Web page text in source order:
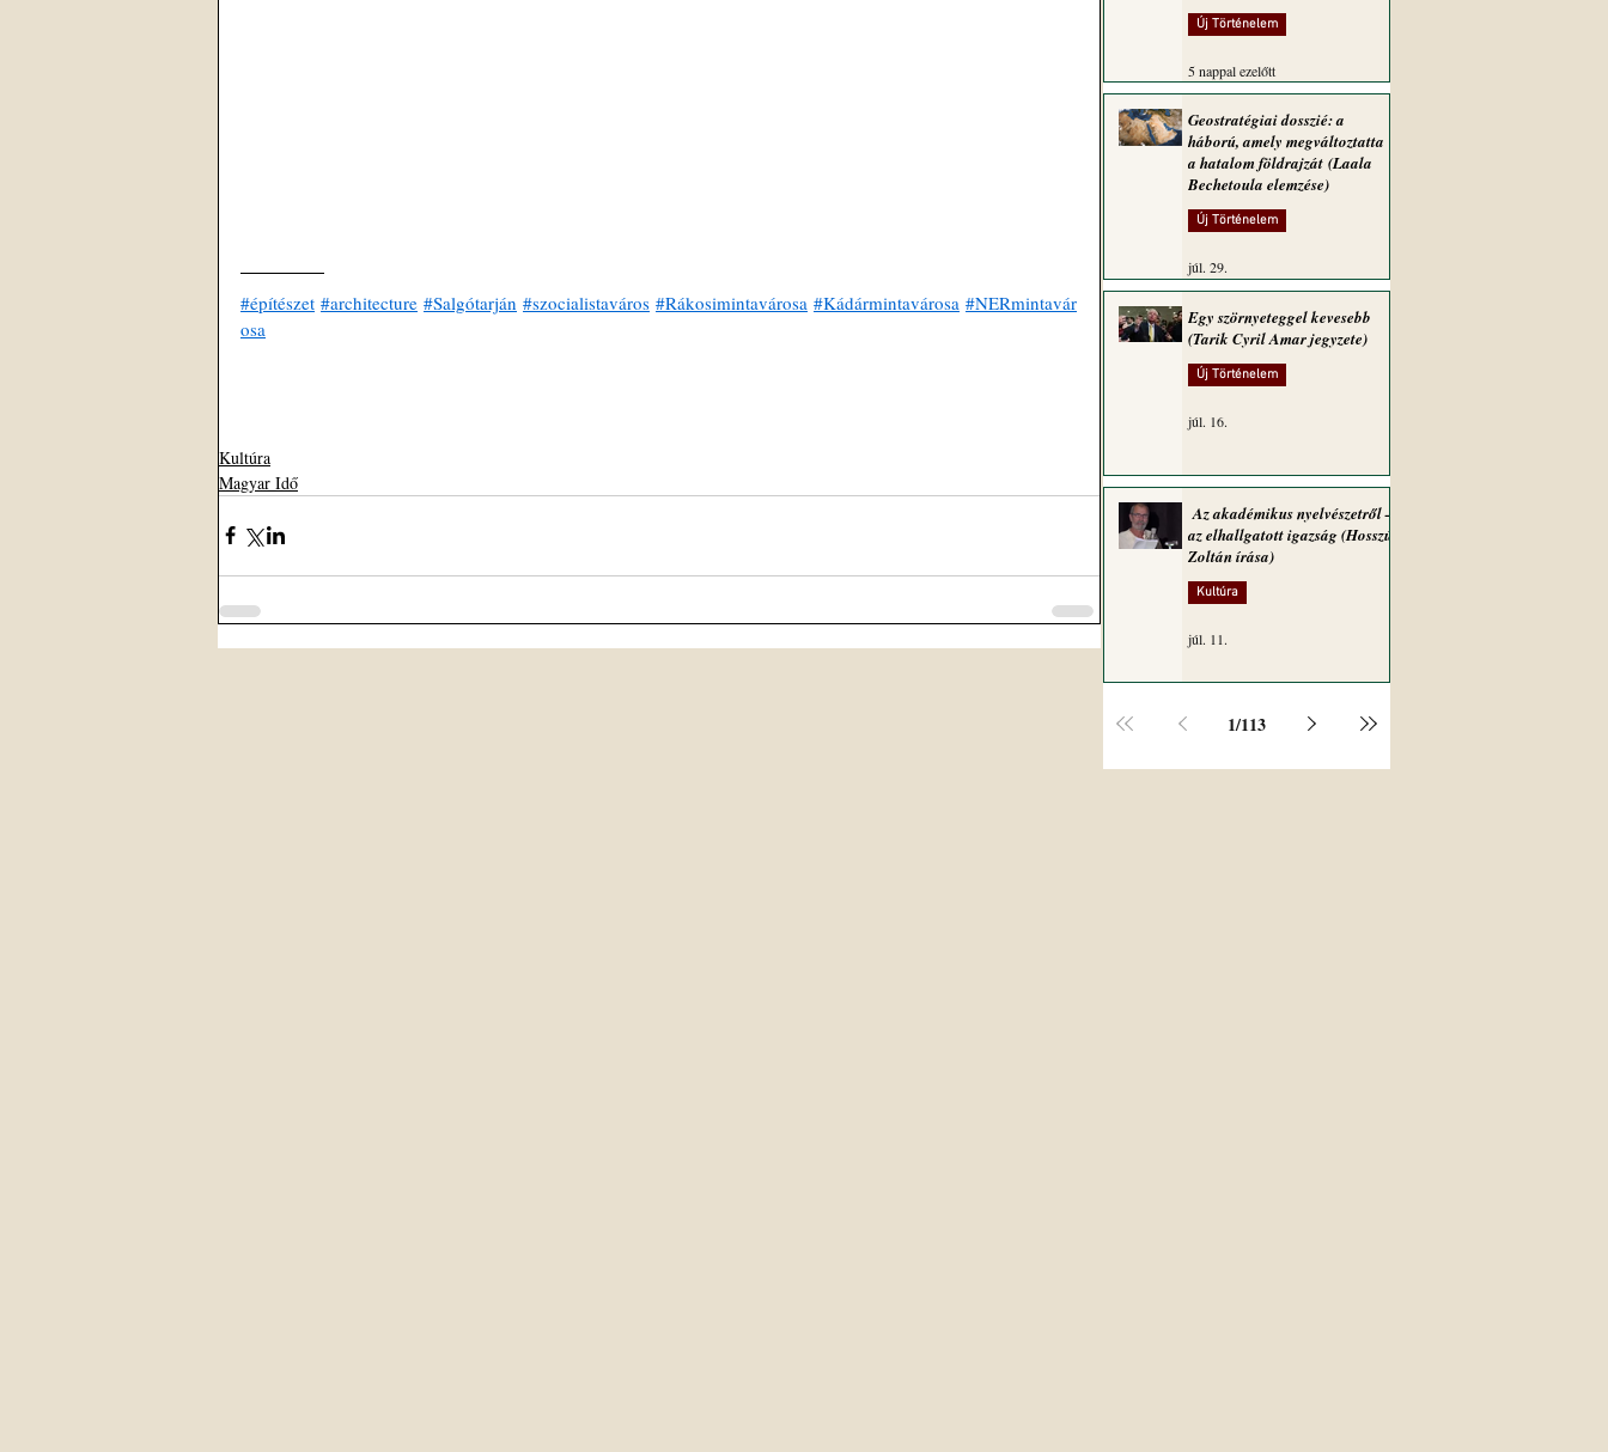
#építészet #architecture #Salgótarján #szocialistaváros #Rákosimintavárosa #Kádármintavárosa #NERmintavár
osa
Kultúra
Magyar Idő
Új Történelem
5 nappal ezelőtt
Geostratégiai dosszié: a
háború, amely megváltoztatta
a hatalom földrajzát (Laala
Bechetoula elemzése)
Új Történelem
júl. 29.
Egy szörnyeteggel kevesebb
(Tarik Cyril Amar jegyzete)
Új Történelem
júl. 16.
Az akadémikus nyelvészetről –
az elhallgatott igazság (Hosszú
Zoltán írása)
Kultúra
júl. 11.
1/113